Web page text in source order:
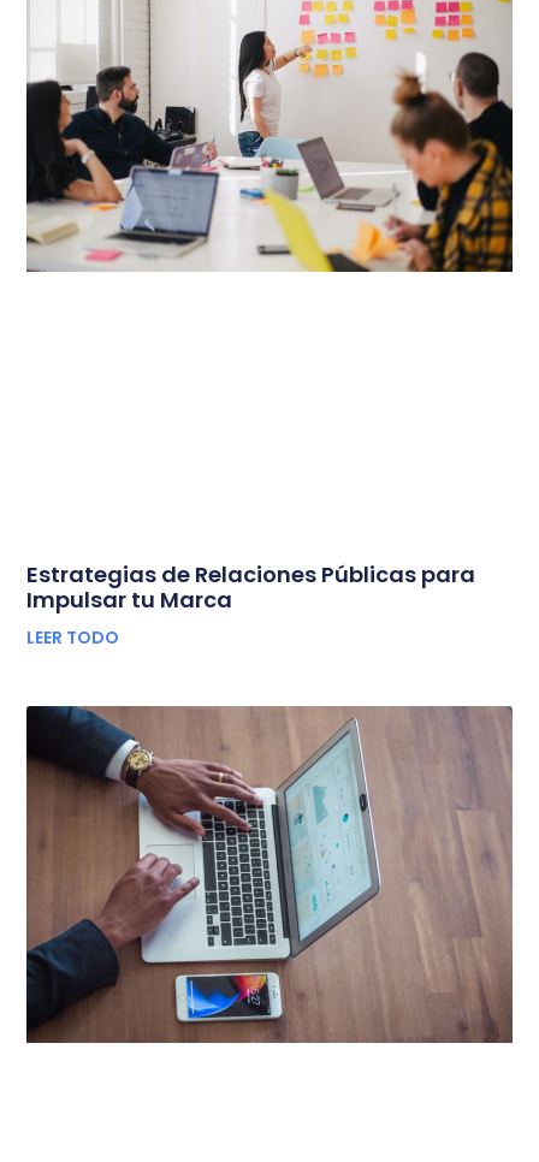
Estrategias de Relaciones Públicas para
Impulsar tu Marca
LEER TODO